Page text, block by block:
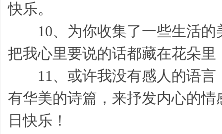
快乐。
10、为你收集了一些生活的
把我心里要说的话都藏在花朵
11、或许我没有感人的语言
有华美的诗篇，来抒发内心的
日快乐！